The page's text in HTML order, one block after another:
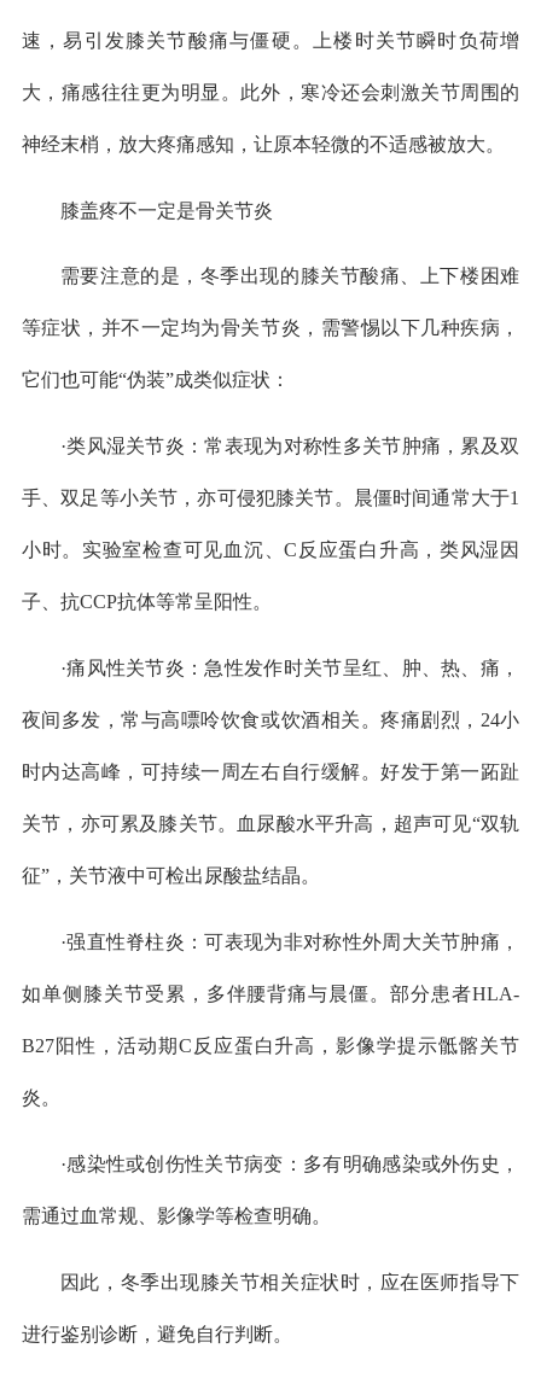
速，易引发膝关节酸痛与僵硬。上楼时关节瞬时负荷增
大，痛感往往更为明显。此外，寒冷还会刺激关节周围的
神经末梢，放大疼痛感知，让原本轻微的不适感被放大。
膝盖疼不一定是骨关节炎
需要注意的是，冬季出现的膝关节酸痛、上下楼困难
等症状，并不一定均为骨关节炎，需警惕以下几种疾病，
它们也可能“伪装”成类似症状：
·类风湿关节炎：常表现为对称性多关节肿痛，累及双
手、双足等小关节，亦可侵犯膝关节。晨僵时间通常大于1
小时。实验室检查可见血沉、C反应蛋白升高，类风湿因
子、抗CCP抗体等常呈阳性。
·痛风性关节炎：急性发作时关节呈红、肿、热、痛，
夜间多发，常与高嘌呤饮食或饮酒相关。疼痛剧烈，24小
时内达高峰，可持续一周左右自行缓解。好发于第一跖趾
关节，亦可累及膝关节。血尿酸水平升高，超声可见“双轨
征”，关节液中可检出尿酸盐结晶。
·强直性脊柱炎：可表现为非对称性外周大关节肿痛，
如单侧膝关节受累，多伴腰背痛与晨僵。部分患者HLA-
B27阳性，活动期C反应蛋白升高，影像学提示骶髂关节
炎。
·感染性或创伤性关节病变：多有明确感染或外伤史，
需通过血常规、影像学等检查明确。
因此，冬季出现膝关节相关症状时，应在医师指导下
进行鉴别诊断，避免自行判断。